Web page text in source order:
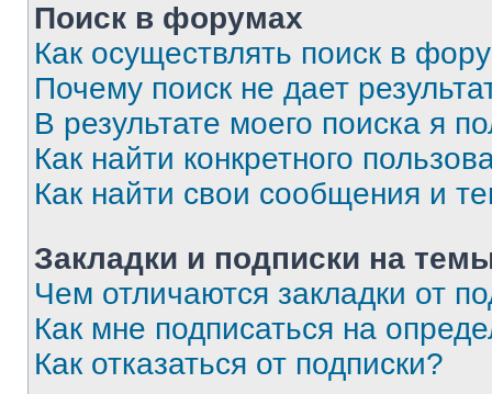
Поиск в форумах
Как осуществлять поиск в
Почему поиск не дает
В результате моего поиска я
Как найти конкретного
Как найти свои сообщения и
Закладки и подписки на
Чем отличаются закладки от
Как мне подписаться на
Как отказаться от подписки?